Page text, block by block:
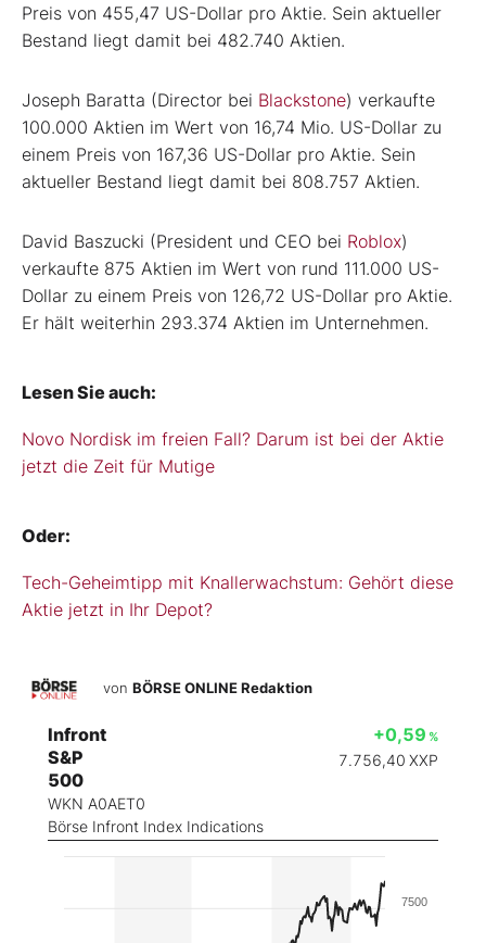
Preis von 455,47 US-Dollar pro Aktie. Sein aktueller
Bestand liegt damit bei 482.740 Aktien.
Joseph Baratta (Director bei Blackstone) verkaufte
100.000 Aktien im Wert von 16,74 Mio. US-Dollar zu
einem Preis von 167,36 US-Dollar pro Aktie. Sein
aktueller Bestand liegt damit bei 808.757 Aktien.
David Baszucki (President und CEO bei Roblox)
verkaufte 875 Aktien im Wert von rund 111.000 US-
Dollar zu einem Preis von 126,72 US-Dollar pro Aktie.
Er hält weiterhin 293.374 Aktien im Unternehmen.
Lesen Sie auch:
Novo Nordisk im freien Fall? Darum ist bei der Aktie
jetzt die Zeit für Mutige
Oder:
Tech-Geheimtipp mit Knallerwachstum: Gehört diese
Aktie jetzt in Ihr Depot?
von BÖRSE ONLINE Redaktion
Infront
S&P
500
WKN A0AET0
Börse Infront Index Indications
+0,59 %
7.756,40 XXP
7500